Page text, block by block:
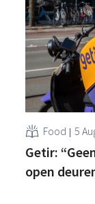
Food 5
Getir:
open